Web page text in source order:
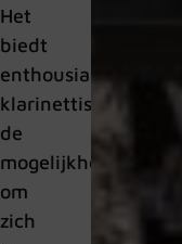
Het
biedt
enthousiaste
klarinettisten
de
mogelijkheid
om
zich